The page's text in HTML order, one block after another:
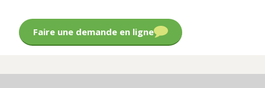
Faire une demande en ligne